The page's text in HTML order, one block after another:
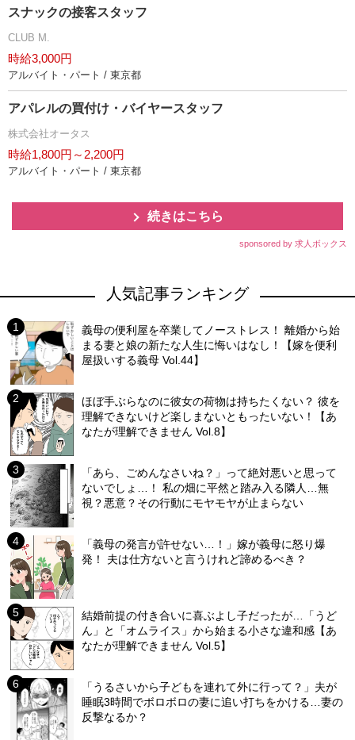
スナックの接客スタッフ
CLUB M.
時給3,000円
アルバイト・パート / 東京都
アパレルの買付け・バイヤースタッフ
株式会社オータス
時給1,800円～2,200円
アルバイト・パート / 東京都
続きはこちら
sponsored by 求人ボックス
人気記事ランキング
義母の便利屋を卒業してノーストレス！ 離婚から始
まる妻と娘の新たな人生に悔いはなし！【嫁を便利
屋扱いする義母 Vol.44】
ほぼ手ぶらなのに彼女の荷物は持ちたくない？ 彼を
理解できないけど楽しまないともったいない！【あ
なたが理解できません Vol.8】
「あら、ごめんなさいね？」って絶対悪いと思って
ないでしょ…！ 私の畑に平然と踏み入る隣人…無
視？悪意？その行動にモヤモヤが止まらない
「義母の発言が許せない…！」嫁が義母に怒り爆
発！ 夫は仕方ないと言うけれど諦めるべき？
結婚前提の付き合いに喜ぶよし子だったが…「うど
ん」と「オムライス」から始まる小さな違和感【あ
なたが理解できません Vol.5】
「うるさいから子どもを連れて外に行って？」夫が
睡眠3時間でボロボロの妻に追い打ちをかける…妻の
反撃なるか？